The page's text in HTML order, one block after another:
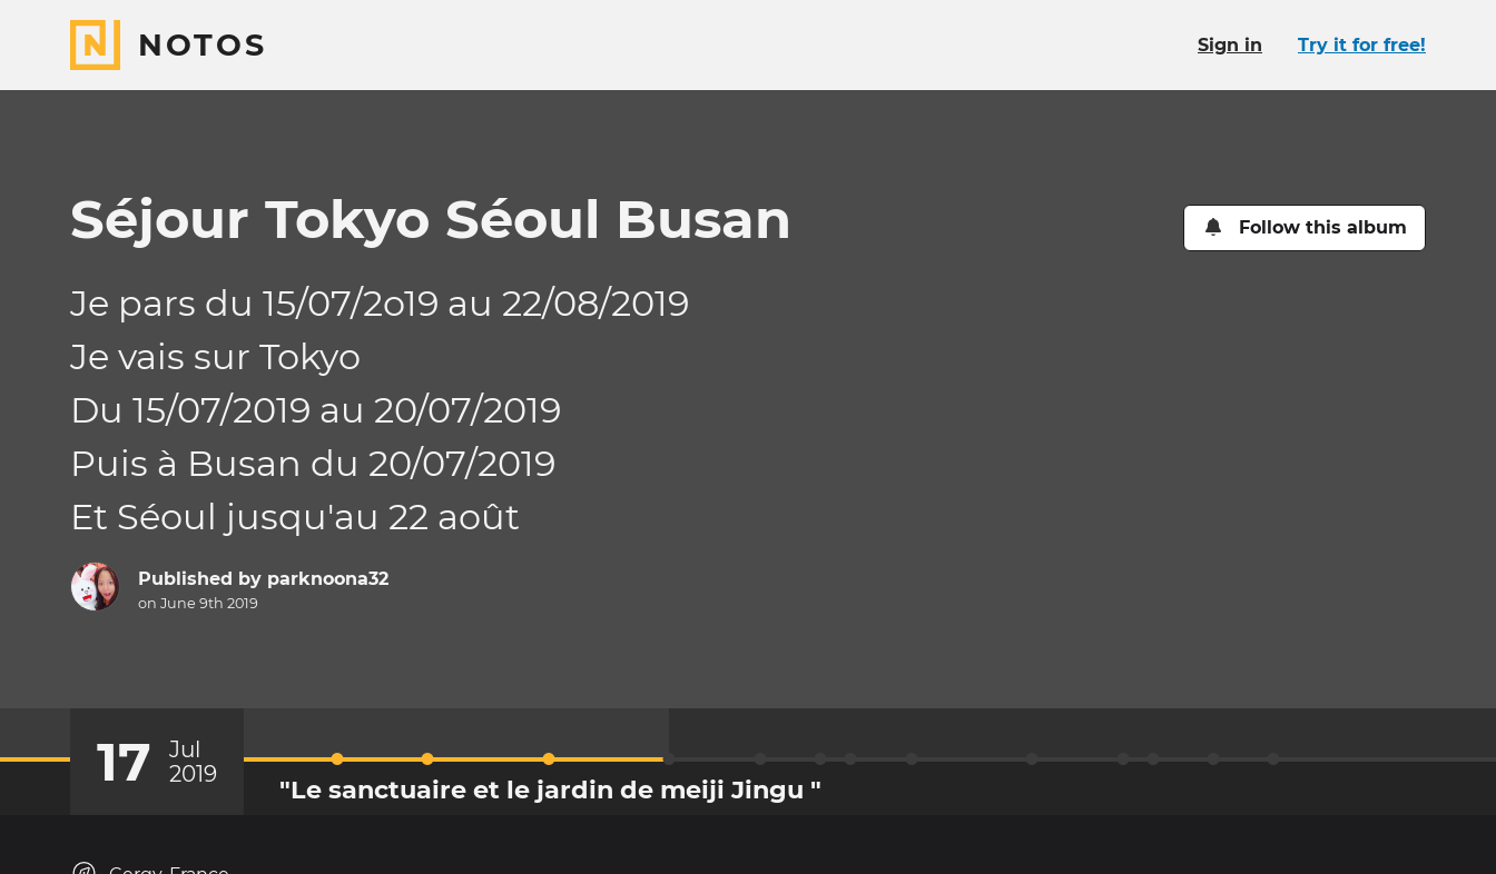
NOTOS Sign in Try it for free!
Séjour Tokyo Séoul Busan Follow this album
Je pars du 15/07/2o19 au 22/08/2019
Je vais sur Tokyo
Du 15/07/2019 au 20/07/2019
Puis à Busan du 20/07/2019
Et Séoul jusqu'au 22 août
Published by parknoona32
on June 9th 2019
17
Jul
2019
"Le sanctuaire et le jardin de meiji Jingu "